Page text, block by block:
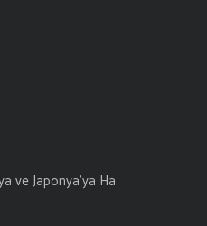
ve Japonya’ya Ha